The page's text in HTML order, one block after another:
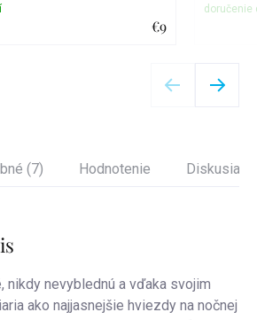
€9
(7) Hodnotenie Diskusia
nikdy nevyblednú a vďaka svojim
ako najjasnejšie hviezdy na nočnej